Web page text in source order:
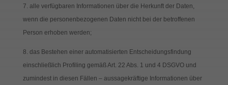
alle verfügbaren Informationen über die Herkunft der Daten,
wenn die personenbezogenen Daten nicht bei der betroffenen
Person erhoben werden;
das Bestehen einer automatisierten Entscheidungsfindung
einschließlich Profiling gemäß Art. 22 Abs. 1 und 4 DSGVO und
zumindest in diesen Fällen – aussagekräftige Informationen über